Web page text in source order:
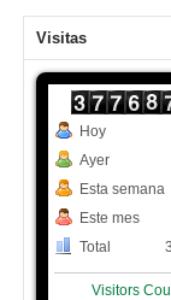
Visitas
Hoy
Ayer
Esta semana
Este mes
Total
Visitors